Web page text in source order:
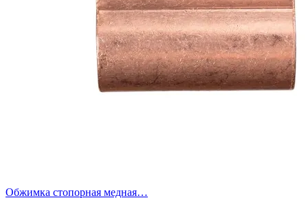
Обжимка стопорная медная…